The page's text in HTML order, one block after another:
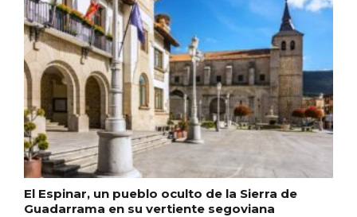
El Espinar, un pueblo oculto de la Sierra de
Guadarrama en su vertiente segoviana
Disfrutar de la Semana Santa en Rueda
en 2026